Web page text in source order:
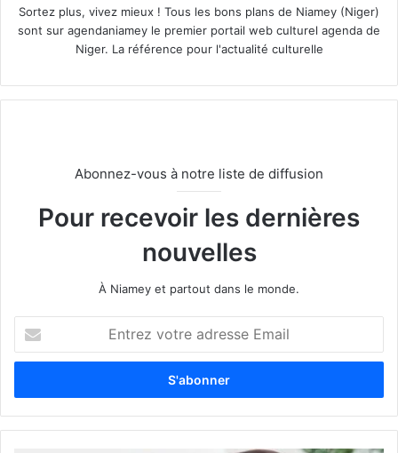
Sortez plus, vivez mieux ! Tous les bons plans de Niamey (Niger)
sont sur agendaniamey le premier portail web culturel agenda de
Niger. La référence pour l'actualité culturelle
Abonnez-vous à notre liste de diffusion
Pour recevoir les dernières
nouvelles
À Niamey et partout dans le monde.
t
e
z